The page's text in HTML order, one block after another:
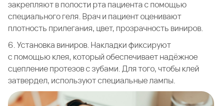
закрепляют в полости рта пациента с помощью
специального геля. Врач и пациент оценивают
плотность прилегания, цвет, прозрачность виниров.
6. Установка виниров. Накладки фиксируют
с помощью клея, который обеспечивает надёжное
сцепление протезов с зубами. Для того, чтобы клей
затвердел, используют специальные лампы.